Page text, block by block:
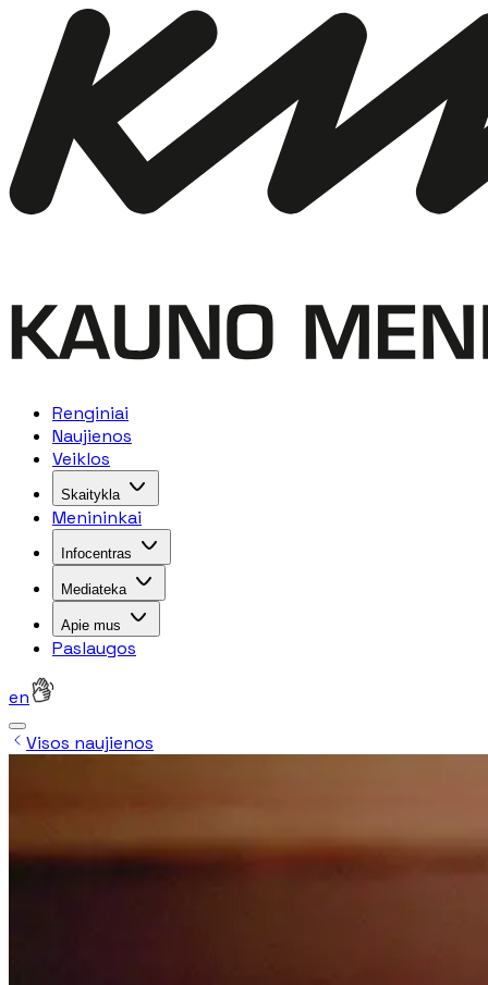
Renginiai
Naujienos
Veiklos
Skaitykla
Menininkai
Infocentras
Mediateka
Apie mus
Paslaugos
en
Visos naujienos